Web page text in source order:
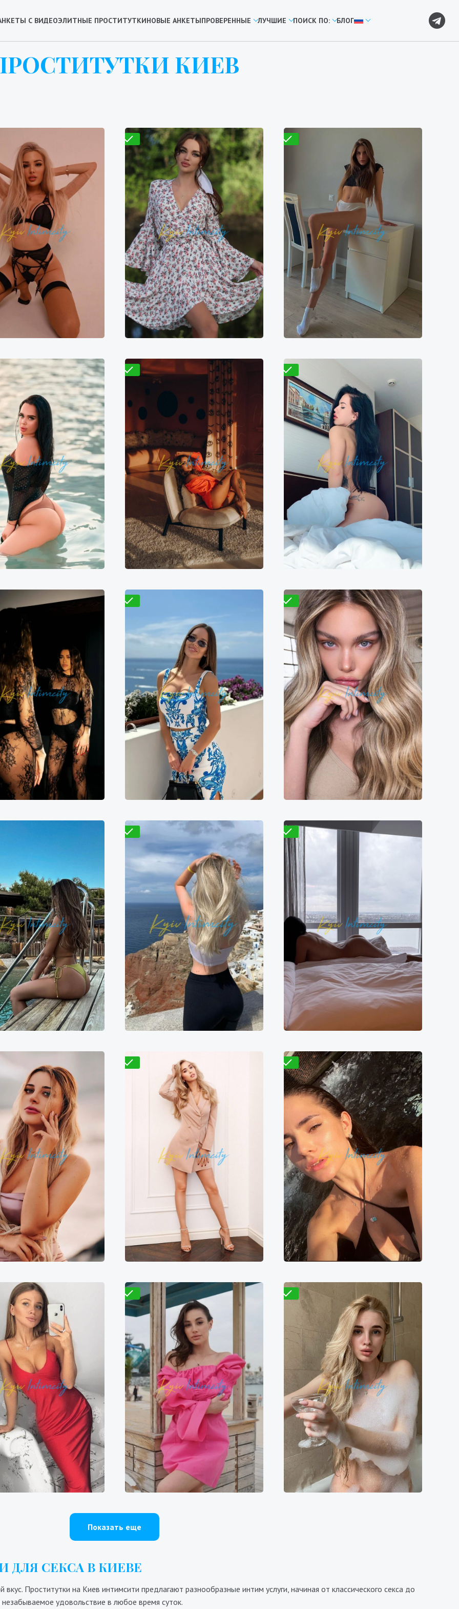
С ВИДЕОЭЛИТНЫЕ ПРОСТИТУТКИНОВЫЕ АНКЕТЫПРОВЕРЕННЫЕ ЛУЧШИЕ ПОИСК ПО: БЛОГ
КИЕВ
Лиса
11000₴
27500₴
Демиевская
Варвара
6800₴ 13600₴
34000₴
Дарницкий
Житомирская
Проверено
Розалия
9700₴ 19400₴
48500₴
Деснянский
Кловская
Николь
11200₴
28000₴
Вокзальная
Проверено
Василиса
9400₴ 18800₴
47000₴
Дарницкий
Золотые ворота
Стеф
5800₴ 11600₴
29000₴
Подольский
Ипподром
Мадина
16000₴
40000₴
Демиевская
Проверено
Валентина
9700₴ 19400₴
48500₴
Деснянский
Выставочный центр (ВДНХ)
Нана
7100₴ 14200₴
35500₴
Дарницкий
Васильковская
Яна
14000₴
35000₴
Золотые ворота
Элиза
21500₴
Деснянский
Дарница
Проверено
Вера
7600₴ 15200₴
38000₴
Левый берег
Берестейская
Галя
14400₴
36000₴
Героев Днепра
Эльза
9700₴
48500₴
Оболонский
Берестейская
Шарлотта
8600₴ 17200₴
43000₴
Дарницкий
Выдубичи
Показать еще
ДЛЯ СЕКСА В КИЕВЕ
Проститутки на Киев интимсити предлагают разнообразные интим услуги, начиная от классического секса до
удовольствие в любое время суток.